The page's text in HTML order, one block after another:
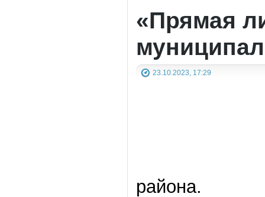
«Прямая
23.10.2023, 17:29
района.